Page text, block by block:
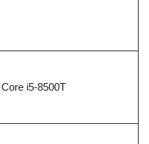
i5-8500T